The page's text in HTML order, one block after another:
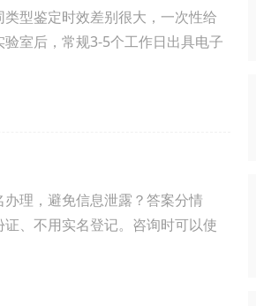
型鉴定时效差别很大，一次性给
室后，常规3-5个工作日出具电子
理，避免信息泄露？答案分情
、不用实名登记。咨询时可以使